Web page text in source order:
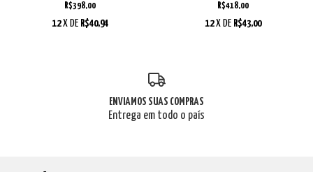
R$398,00
12 X DE R$40,94
R$418,00
12 X DE R$43,00
ENVIAMOS SUAS COMPRAS
Entrega em todo o país